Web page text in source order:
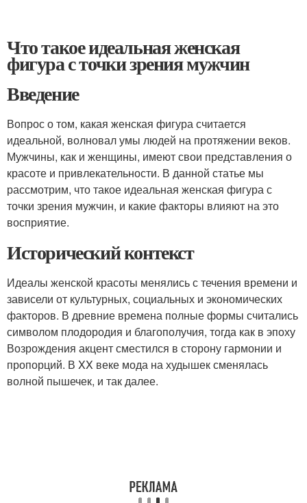
Что такое идеальная женская
фигура с точки зрения мужчин
Введение
Вопрос о том, какая женская фигура считается
идеальной, волновал умы людей на протяжении веков.
Мужчины, как и женщины, имеют свои представления о
красоте и привлекательности. В данной статье мы
рассмотрим, что такое идеальная женская фигура с
точки зрения мужчин, и какие факторы влияют на это
восприятие.
Исторический контекст
Идеалы женской красоты менялись с течения времени и
зависели от культурных, социальных и экономических
факторов. В древние времена полные формы считались
символом плодородия и благополучия, тогда как в эпоху
Возрождения акцент сместился в сторону гармонии и
пропорций. В XX веке мода на худышек сменялась
волной пышечек, и так далее.